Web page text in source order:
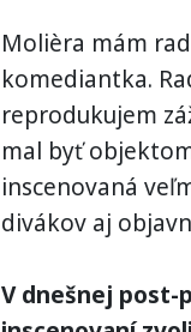
Molièra mám
komediantka.
reprodukujem
mal byť
inscenovaná
divákov aj
V dnešnej post-